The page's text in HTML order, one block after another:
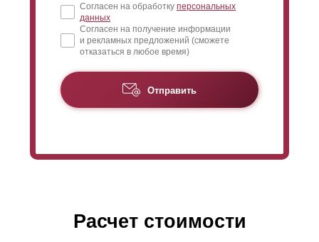
это достигается путем увеличения нахлеста.
Согласен на обработку персональных
данных
Согласен на получение информации
и рекламных предложений (сможете
отказаться в любое время)
Отправить
Расчет стоимости